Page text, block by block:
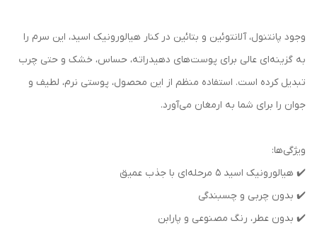
وجود پانتنول، آلانتوئین و بتائین در کنار هیالورونیک اسید، این سرم را
به گزینه‌ای عالی برای پوست‌های دهیدراته، حساس، خشک و حتی چرب
تبدیل کرده است. استفاده منظم از این محصول، پوستی نرم، لطیف و
جوان را برای شما به ارمغان می‌آورد.
ویژگی‌ها:
✔️ هیالورونیک اسید ۵ مرحله‌ای با جذب عمیق
✔️ بدون چربی و چسبندگی
✔️ بدون عطر، رنگ مصنوعی و پارابن